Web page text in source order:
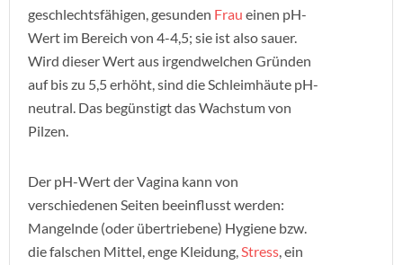
geschlechtsfähigen, gesunden Frau einen pH-
Wert im Bereich von 4-4,5; sie ist also sauer.
Wird dieser Wert aus irgendwelchen Gründen
auf bis zu 5,5 erhöht, sind die Schleimhäute pH-
neutral. Das begünstigt das Wachstum von
Pilzen.
Der pH-Wert der Vagina kann von
verschiedenen Seiten beeinflusst werden:
Mangelnde (oder übertriebene) Hygiene bzw.
die falschen Mittel, enge Kleidung,Stress, ein